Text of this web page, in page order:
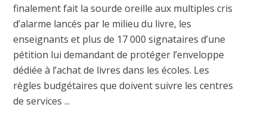
finalement fait la sourde oreille aux multiples cris
d’alarme lancés par le milieu du livre, les
enseignants et plus de 17 000 signataires d’une
pétition lui demandant de protéger l’enveloppe
dédiée à l’achat de livres dans les écoles. Les
règles budgétaires que doivent suivre les centres
de services ...